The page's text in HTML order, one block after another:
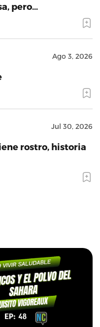
pero…
Ago 3, 2026
Jul 30, 2026
rostro, historia